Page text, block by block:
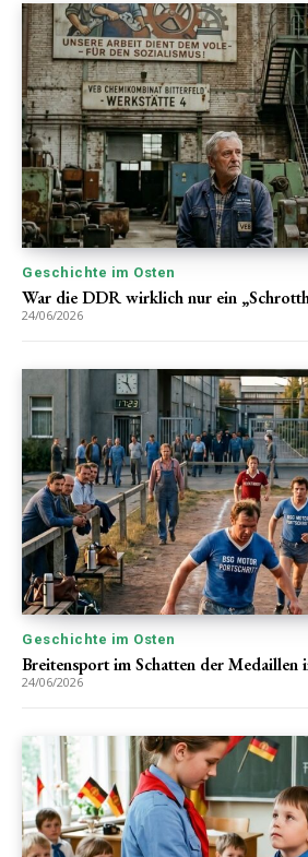
Geschichte im Osten
War die DDR wirklich nur ein
24/06/2026
Geschichte im Osten
Breitensport im Schatten der
24/06/2026